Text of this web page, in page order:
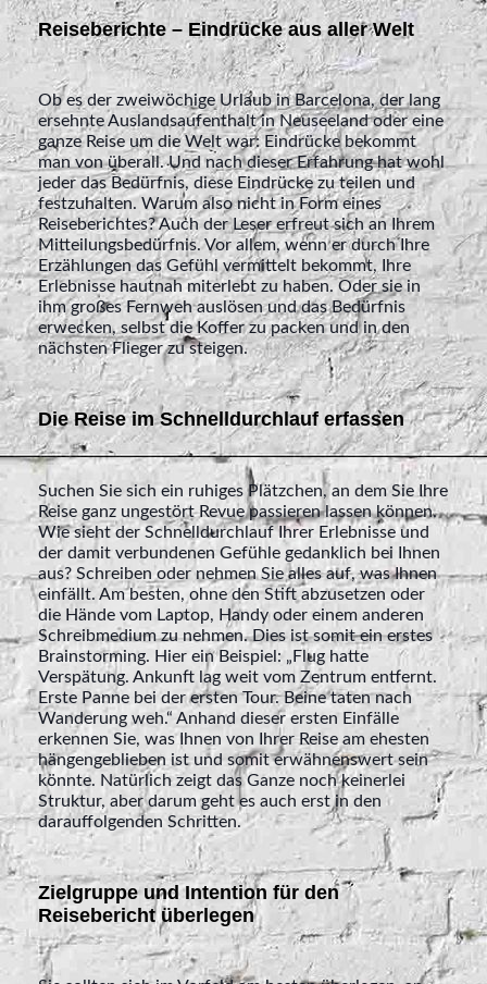
Reiseberichte – Eindrücke aus aller Welt
Ob es der zweiwöchige Urlaub in Barcelona, der lang
ersehnte Auslandsaufenthalt in Neuseeland oder eine
ganze Reise um die Welt war: Eindrücke bekommt
man von überall. Und nach dieser Erfahrung hat wohl
jeder das Bedürfnis, diese Eindrücke zu teilen und
festzuhalten. Warum also nicht in Form eines
Reiseberichtes? Auch der Leser erfreut sich an Ihrem
Mitteilungsbedürfnis. Vor allem, wenn er durch Ihre
Erzählungen das Gefühl vermittelt bekommt, Ihre
Erlebnisse hautnah miterlebt zu haben. Oder sie in
ihm großes Fernweh auslösen und das Bedürfnis
erwecken, selbst die Koffer zu packen und in den
nächsten Flieger zu steigen.
Die Reise im Schnelldurchlauf erfassen
Suchen Sie sich ein ruhiges Plätzchen, an dem Sie Ihre
Reise ganz ungestört Revue passieren lassen können.
Wie sieht der Schnelldurchlauf Ihrer Erlebnisse und
der damit verbundenen Gefühle gedanklich bei Ihnen
aus? Schreiben oder nehmen Sie alles auf, was Ihnen
einfällt. Am besten, ohne den Stift abzusetzen oder
die Hände vom Laptop, Handy oder einem anderen
Schreibmedium zu nehmen. Dies ist somit ein erstes
Brainstorming. Hier ein Beispiel: „Flug hatte
Verspätung. Ankunft lag weit vom Zentrum entfernt.
Erste Panne bei der ersten Tour. Beine taten nach
Wanderung weh.“ Anhand dieser ersten Einfälle
erkennen Sie, was Ihnen von Ihrer Reise am ehesten
hängengeblieben ist und somit erwähnenswert sein
könnte. Natürlich zeigt das Ganze noch keinerlei
Struktur, aber darum geht es auch erst in den
darauffolgenden Schritten.
Zielgruppe und Intention für den
Reisebericht überlegen